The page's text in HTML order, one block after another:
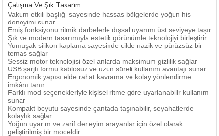
Çalışma Ve Şık Tasarım
Vakum etkili başlığı sayesinde hassas bölgelerde yoğun his
deneyimi sunar
Emiş fonksiyonu ritmik darbelerle dışsal uyarımı üst seviyeye taşır
Şık ve modern tasarımıyla estetik görünümle teknolojiyi birleştirir
Yumuşak silikon kaplama sayesinde cilde nazik ve pürüzsüz bir
temas sağlar
Sessiz motor teknolojisi özel anlarda maksimum gizlilik sağlar
USB şarjlı formu kablosuz ve uzun süreli kullanım avantajı sunar
Ergonomik yapısı elde rahat kavrama ve kolay yönlendirme
imkânı tanır
Farklı mod seçenekleriyle kişisel ritme göre uyarlanabilir kullanım
sunar
Kompakt boyutu sayesinde çantada taşınabilir, seyahatlerde
kolaylık sağlar
Yoğun uyarım ve zarif deneyim arayanlar için özel olarak
geliştirilmiş bir modeldir